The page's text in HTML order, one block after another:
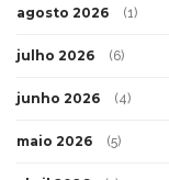
agosto 2026 (1)
julho 2026 (6)
junho 2026 (4)
maio 2026 (5)